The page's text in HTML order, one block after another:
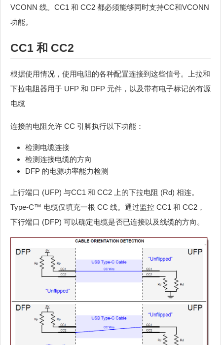
VCONN 线。CC1 和 CC2 都必须能够同时支持CC和VCONN
功能。
CC1 和 CC2
根据使用情况，使用电阻的各种配置连接到这些信号。上拉和
下拉电阻器用于 UFP 和 DFP 元件，以及带有电子标记的有源
电缆
连接的电阻允许 CC 引脚执行以下功能：
检测电缆连接
检测连接电缆的方向
DFP 的电源功率能力检测
上行端口 (UFP) 与CC1 和 CC2 上的下拉电阻 (Rd) 相连。
Type-C™ 电缆仅填充一根 CC 线。通过监控 CC1 和 CC2，
下行端口 (DFP) 可以确定电缆是否已连接以及线缆的方向。